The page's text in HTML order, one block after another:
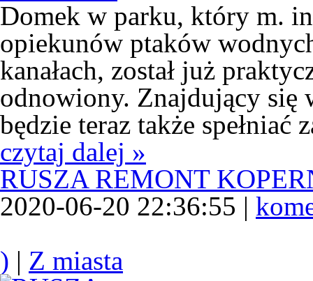
Domek w parku, który m.
opiekunów ptaków
kanałach, został już
odnowiony. Znajdujący się
będzie teraz także spełniać
czytaj dalej »
RUSZA REMONT
2020-06-20 22:36:55 |
) | Z miasta